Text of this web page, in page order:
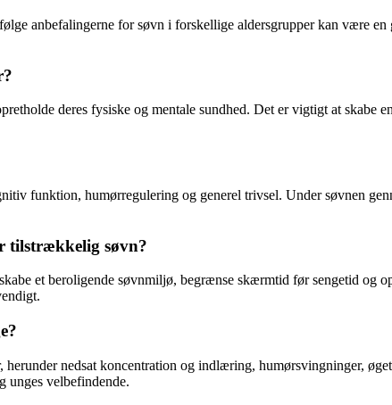
anbefalingerne for søvn i forskellige aldersgrupper kan være
deres fysiske og mentale sundhed. Det er vigtigt at skabe
funktion, humørregulering og generel trivsel. Under søvnen
tilstrækkelig søvn?
et beroligende søvnmiljø, begrænse skærmtid før sengetid
nedsat koncentration og indlæring, humørsvingninger,
unges velbefindende.